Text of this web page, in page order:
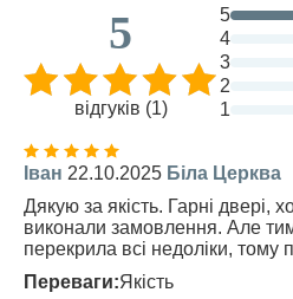
5
відгуків (1)
5
4
3
2
1
Іван 22.10.2025 Біла Церква
Дякую за якість. Гарні двері,
виконали замовлення. Але
перекрила всі недоліки, тому
Переваги:Якість